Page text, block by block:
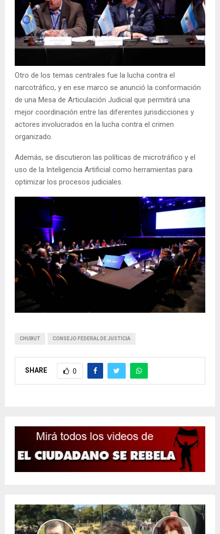
Otro de los temas centrales fue la lucha contra el
narcotráfico, y en ese marco se anunció la conformación
de una Mesa de Articulación Judicial que permitirá una
mejor coordinación entre las diferentes jurisdicciones y
actores involucrados en la lucha contra el crimen
organizado.
Además, se discutieron las políticas de microtráfico y el
uso de la Inteligencia Artificial como herramientas para
optimizar los procesos judiciales.
CHUBUT CONSEJO FEDERAL DE JUSTICIA
SHARE 0